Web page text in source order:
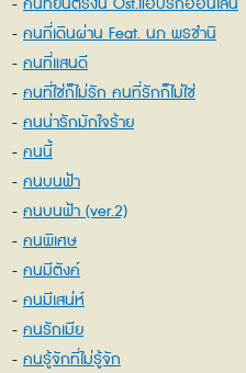
คนที่เดินผ่าน Feat. นภ พรชำนิ
คนที่แสนดี
คนที่ใช่ก็ไม่รัก คนที่รักก็ไม่ใช่
คนน่ารักมักใจร้าย
คนนี้
คนบนฟ้า
คนบนฟ้า (ver.2)
คนพิเศษ
คนมีตังค์
คนมีเสน่ห์
คนรักเมีย
คนรู้จักที่ไม่รู้จัก